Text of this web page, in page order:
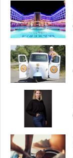
d
y
o
n
a
S
ö
n
d
ü
e